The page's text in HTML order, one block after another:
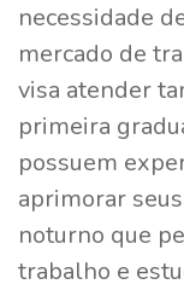
necessidade
mercado de
visa atender
primeira
possuem
aprimorar
noturno que
trabalho e